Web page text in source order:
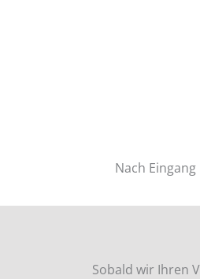
Nach
Sobald wir Ihren